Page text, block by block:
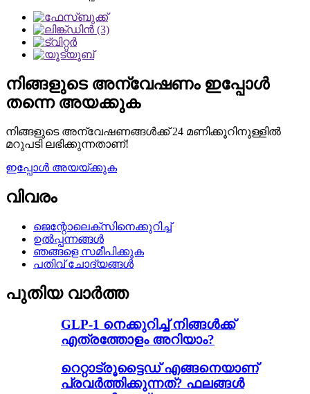
നിങ്ങളുടെ അന്വേഷണം ഇപ്പോൾ
തന്നെ അയക്കുക
നിങ്ങളുടെ അന്വേഷണങ്ങൾക്ക് 24 മണിക്കൂറിനുള്ളിൽ
മറുപടി ലഭിക്കുന്നതാണ്!
ഇപ്പോൾ അയയ്ക്കുക
വിവരം
ജെന്റോലെക്സിനെക്കുറിച്ച്
ഉൽപ്പന്നങ്ങൾ
ഞങ്ങളെ സമീപിക്കുക
പതിവ് ചോദ്യങ്ങൾ
പുതിയ വാർത്ത
GLP-1 നെക്കുറിച്ച് നിങ്ങൾക്ക്
എത്രത്തോളം അറിയാം?
റെറ്റാട്രൂട്ടൈഡ് എങ്ങനെയാണ്
പ്രവർത്തിക്കുന്നത്? ഫലങ്ങൾ